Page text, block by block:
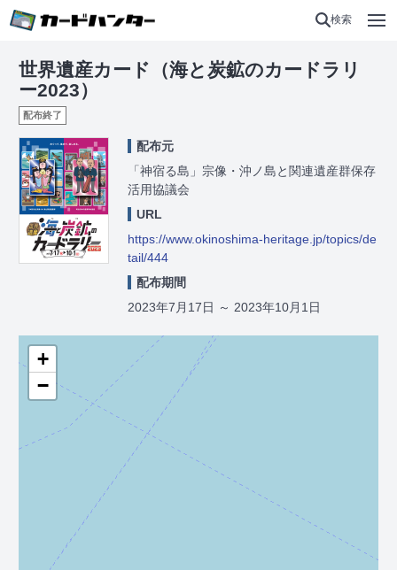
検索
世界遺産カード（海と炭鉱のカードラリ
ー2023）
配布終了
配布元
「神宿る島」宗像・沖ノ島と関連遺産群保存
活用協議会
URL
https://www.okinoshima-heritage.jp/topics/de
tail/444
配布期間
2023年7月17日 ～ 2023年10月1日
+
−